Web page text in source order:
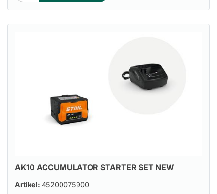
AK10 ACCUMULATOR STARTER SET NEW
Artikel: 45200075900